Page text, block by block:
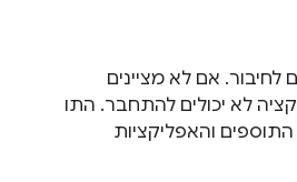
אם לא מציינים
לא יכולים להתחבר. התו
והאפליקציות